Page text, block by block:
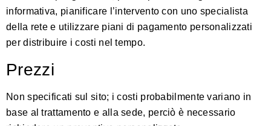
informativa, pianificare l’intervento con uno specialista
della rete e utilizzare piani di pagamento personalizzati
per distribuire i costi nel tempo.
Prezzi
Non specificati sul sito; i costi probabilmente variano in
base al trattamento e alla sede, perciò è necessario